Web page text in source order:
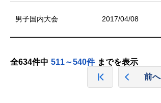
男子国内大会 2017/04/08
全634件中 511～540件 までを表示
前へ